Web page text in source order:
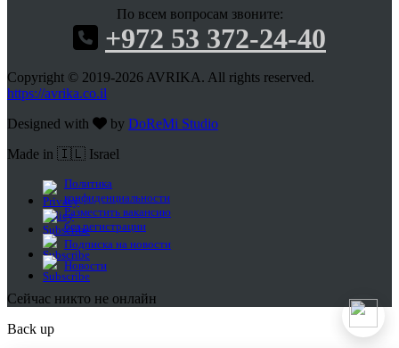
По всем вопросам звоните:
+972 53 372-24-40
Copyright © 2019-2026 AVRIKA. All rights reserved.
https://avrika.co.il
Designed with
by DoReMi Studio
Made in 🇮🇱 Israel
Политика
конфиденциальности
Разместить вакансию
без регистрации
Подписка на новости
Новости
Сейчас никто не онлайн
Back up